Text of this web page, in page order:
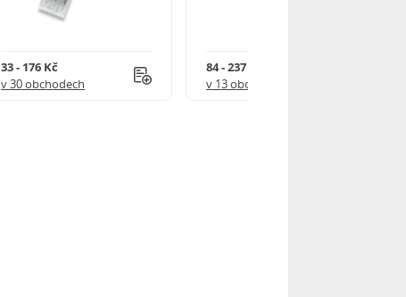
33 - 176 Kč
v 30 obchodech
84 - 237 Kč
v 13 obchodech